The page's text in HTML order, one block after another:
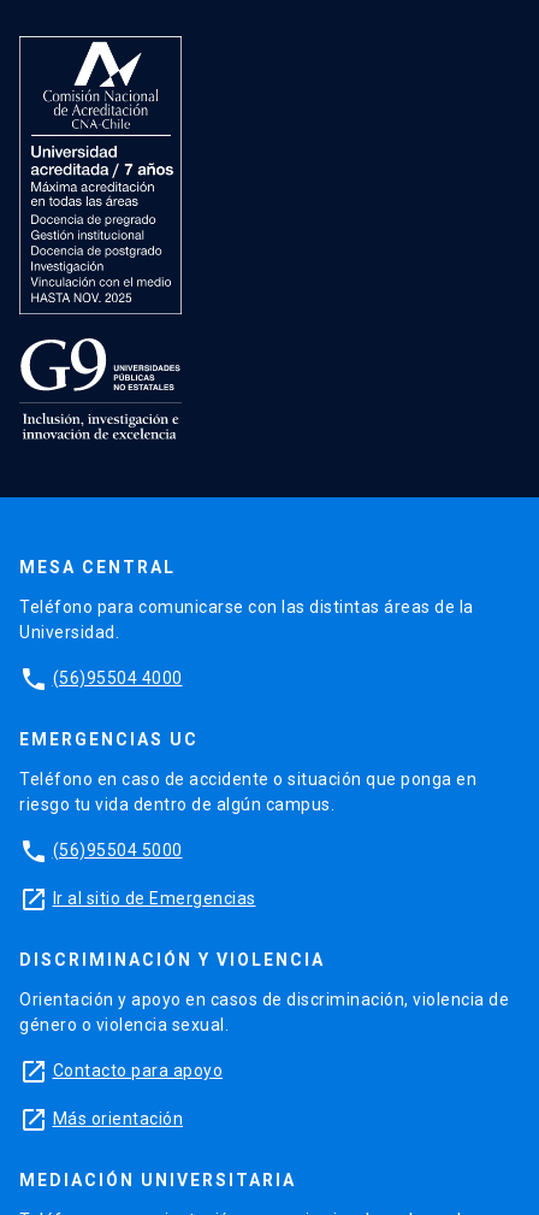
MESA CENTRAL
Teléfono para comunicarse con las distintas áreas de la
Universidad.
phone (56)95504 4000
EMERGENCIAS UC
Teléfono en caso de accidente o situación que ponga en
riesgo tu vida dentro de algún campus.
phone (56)95504 5000
launch Ir al sitio de Emergencias
DISCRIMINACIÓN Y VIOLENCIA
Orientación y apoyo en casos de discriminación, violencia de
género o violencia sexual.
launch Contacto para apoyo
launch Más orientación
MEDIACIÓN UNIVERSITARIA